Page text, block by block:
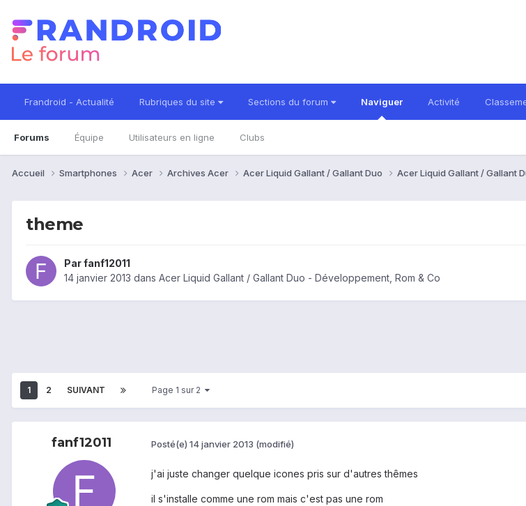
Frandroid - Actualité Rubriques du site Sections du forum Naviguer
Forums Équipe Utilisateurs en ligne Clubs
Activité
Accueil Smartphones Acer Archives Acer Acer Liquid Gallant / Gallant Duo Acer Liquid Gallant / Gallant
theme
Parfanf12011
14 janvier 2013 dans Acer Liquid Gallant / Gallant Duo - Développement, Rom & Co
1 2 SUIVANT Page 1 sur 2
fanf12011 Posté(e) 14 janvier 2013 (modifié)
j'ai juste changer quelque icones pris sur d'autres thêmes
il s'installe comme une rom mais c'est pas une rom